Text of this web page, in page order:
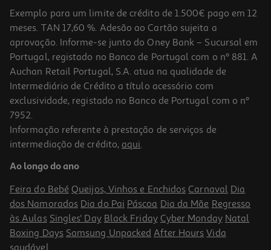
Modelador De Cabelo Qilive Q.7769 Cerâmica Com Ponteira
Isoladora E Cabo 360º
13.99 €/un
13,99 €
Exemplo para um limite de crédito de 1.500€ pago em 12
meses. TAN 17,60 %. Adesão ao Cartão sujeita a
aprovação. Informe-se junto do Oney Bank – Sucursal em
Portugal, registado no Banco de Portugal com o nº 881. A
Auchan Retail Portugal, S.A. atua na qualidade de
Intermediário de Crédito a título acessório com
exclusividade, registado no Banco de Portugal com o nº
7952.
Informação referente à prestação de serviços de
intermediação de crédito, aqui.
Ao longo do ano
Feira do Bebé Queijos, Vinhos e Enchidos Carnaval Dia
dos Namorados Dia do Pai Páscoa Dia da Mãe Regresso
às Aulas Singles' Day Black Friday Cyber Monday Natal
Boxing Days Samsung Unpacked After Hours Vida
saudável